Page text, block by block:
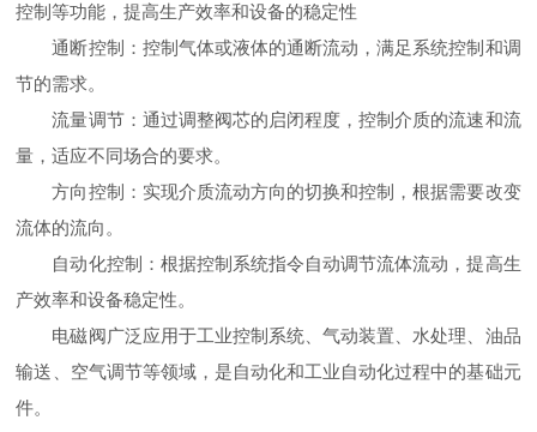
控制等功能，提高生产效率和设备的稳定性
通断控制：控制气体或液体的通断流动，满足系统控制和调
节的需求。
流量调节：通过调整阀芯的启闭程度，控制介质的流速和流
量，适应不同场合的要求。
方向控制：实现介质流动方向的切换和控制，根据需要改变
流体的流向。
自动化控制：根据控制系统指令自动调节流体流动，提高生
产效率和设备稳定性。
电磁阀广泛应用于工业控制系统、气动装置、水处理、油品
输送、空气调节等领域，是自动化和工业自动化过程中的基础元
件。